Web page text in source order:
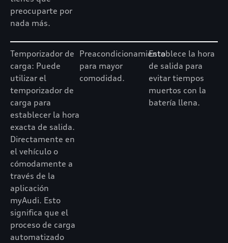
preocuparte por
nada más.
Temporizador de
carga: Puede
utilizar el
temporizador de
carga para
establecer la hora
exacta de salida.
Directamente en
el vehículo o
cómodamente a
través de la
aplicación
myAudi. Esto
significa que el
proceso de carga
automatizado
Preacondicionamiento
para mayor
comodidad.
Establece la hora
de salida para
evitar tiempos
muertos con la
batería llena.